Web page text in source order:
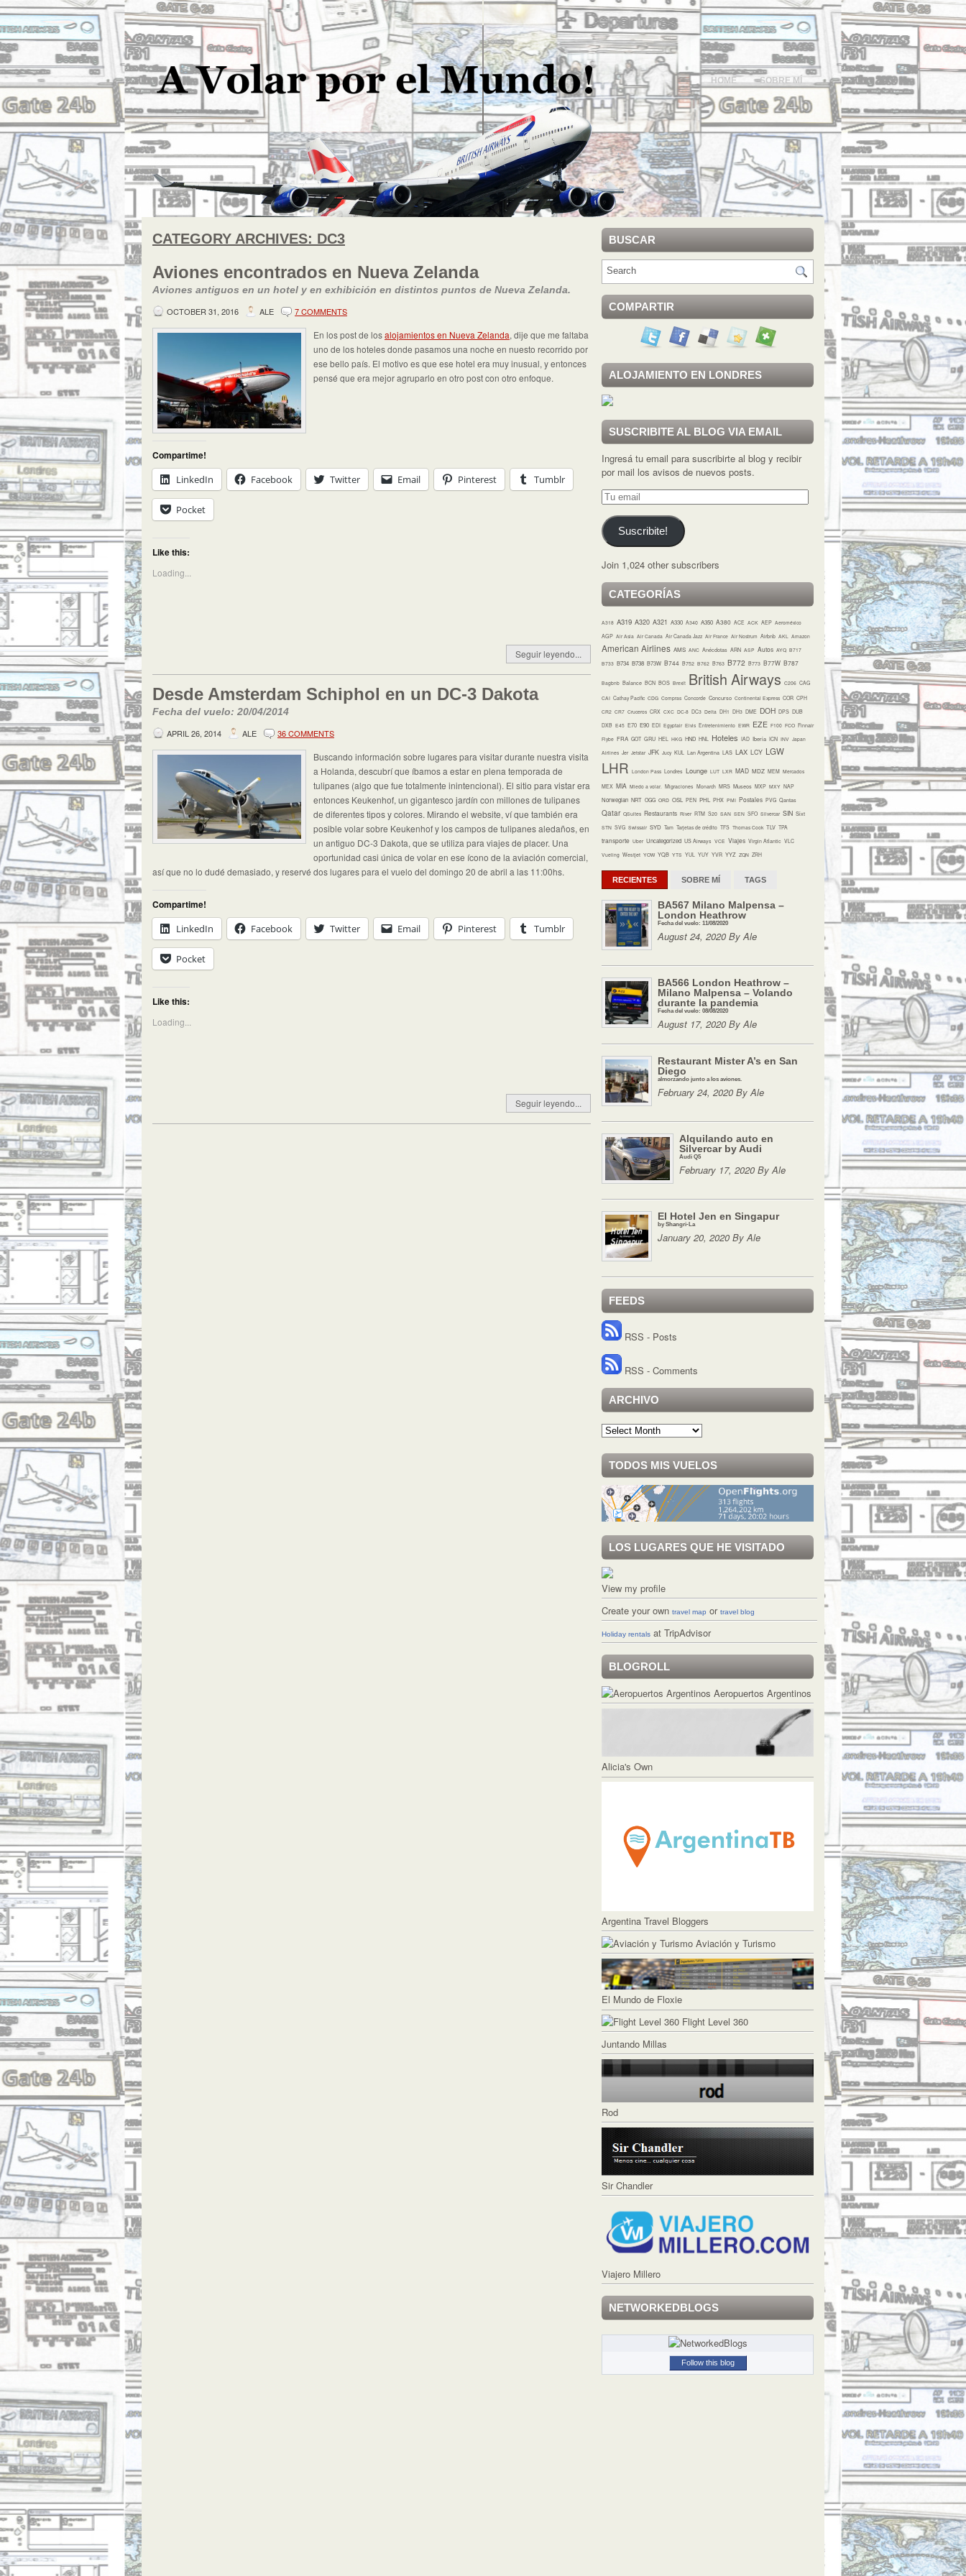
HOME SOBRE MÍ
CATEGORY ARCHIVES: DC3
Aviones encontrados en Nueva Zelanda
Aviones antiguos en un hotel y en exhibición en distintos puntos de Nueva Zelanda.
OCTOBER 31, 2016
ALE 7 COMMENTS
En los post de losalojamientosen Nueva Zelanda, dije que me faltaba
uno de los hoteles donde pasamos una noche en nuesto recorrido por
ese bello país. El motivo es que ese hotel era muy inusual, y entonces
pensé que era mejor agruparlo en otro post con otro enfoque.
Compartime!
LinkedIn
Facebook Twitter Email Pinterest Tumblr
Pocket
Like this:
Loading...
Seguir leyendo...
Desde Amsterdam Schiphol en un DC-3 Dakota
Fecha del vuelo: 20/04/2014
APRIL 26, 2014
ALE 36 COMMENTS
Buscando información sobre lugares para visitar durante nuestra visita
a Holanda, descubrí que íbamos a estar en plena temporada de
tulipanes (algo que fue totalmente inintencional). El sitio para vistar era
entonces Keukenhof, un gigantesco jardín con millones de tulipanes
de diferentes tipos y colores. Mirando el website, ví que también era
posible volar sobre Keukenhof y los campos de tulipanes aledaños, en
un antiguo DC-3 Dakota, que se utiliza para viajes de placer. Una
oportunidad casi única de volar en ese ícono de la aviación comercial,
así que no lo dudé demasiado, y reservé dos lugares para el vuelo del domingo 20 de abril a las 11:00hs.
Compartime!
LinkedIn
Facebook Twitter Email Pinterest Tumblr
Pocket
Like this:
Loading...
Seguir leyendo...
BUSCAR
COMPARTIR
ALOJAMIENTO EN LONDRES
SUSCRIBITE AL BLOG VIA EMAIL
Ingresá tu email para suscribirte al blog y recibir
por mail los avisos de nuevos posts.
Tu
email
Suscribite!
Join 1,024 other subscribers
CATEGORÍAS
A318 A319 A320 A321 A330 A340 A350 A380 ACE ACK AEP Aeroméxico
AGP Air Asia Air Canada Air Canada Jazz Air France Air Nostrum Airbnb AKL Amazon
American Airlines AMS ANC Anécdotas ARN ASP Autos AYQ B717
B733 B734 B738 B73W B744 B752 B762 B763 B772 B773 B77W B787
Bagbnb Balance BCN BOS Brexit British Airways C206 CAG
CAI Cathay Pacific CDG Compras Concorde Concurso Continental Express COR CPH
CR2 CR7 Cruceros CRX CXC DC-8 DC3 Delta DH1 DH3 DME DOH DPS DUB
DXB E45 E70 E90 EDI Egyptair Elvis Entretenimiento EWR EZE F100 FCO Finnair
Flybe FRA GOT GRU HEL HKG HND HNL Hoteles IAD Iberia ICN INV Japan
Airlines Jer Jetstar JFK Jucy KUL Lan Argentina LAS LAX LCY LGW
LHR London Pass Londres Lounge LUT LXR MAD MDZ MEM Mercados
MEX MIA Miedo a volar. Migraciones Monarch MRS Museos MXP MXY NAP
Norwegian NRT OGG ORD OSL PEN PHL PHX PMI Postales PVG Qantas
Qatar QSuites Restaurants River RTM S20 SAN SEN SFO Silvercar SIN Sixt
STN SVG Swissair SYD Tam Tarjetas de crédito TFS Thomas Cook TLV TPA
transporte Uber Uncategorized US Airways VCE Viajes Virgin Atlantic VLC
Vueling Westjet YOW YQB YTS YUL YUY YVR YYZ ZQN ZRH
RECIENTES SOBRE MÍ TAGS
BA567 Milano Malpensa –
London Heathrow
Fecha del vuelo: 11/08/2020
August 24, 2020 By Ale
BA566 London Heathrow –
Milano Malpensa – Volando
durante la pandemia
Fecha del vuelo: 08/08/2020
August 17, 2020 By Ale
Restaurant Mister A’s en San
Diego
almorzando junto a los aviones.
February 24, 2020 By Ale
Alquilando auto en
Silvercar by Audi
Audi Q5
February 17, 2020 By Ale
El Hotel Jen en Singapur
by Shangri-La
January 20, 2020 By Ale
FEEDS
RSS - Posts
RSS - Comments
ARCHIVO
Archivo
TODOS MIS VUELOS
LOS LUGARES QUE HE VISITADO
View my profile
Create your own travel map or travel blog
Holiday rentals at TripAdvisor
BLOGROLL
Aeropuertos Argentinos
Alicia's Own
Argentina Travel Bloggers
Aviación y Turismo
El Mundo de Floxie
Flight Level 360
Juntando Millas
Rod
Sir Chandler
Viajero Millero
NETWORKEDBLOGS
Follow this blog